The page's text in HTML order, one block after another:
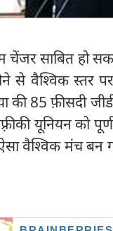
चेंजर साबित हो
से वैश्विक स्तर
85 फ़ीसदी
यूनियन को
वैश्विक मंच बन